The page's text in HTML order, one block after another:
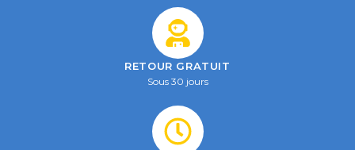
RETOUR GRATUIT
Sous 30 jours